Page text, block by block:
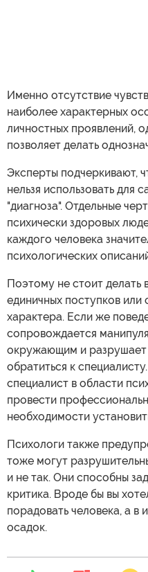
Именно отсутствие
наиболее характерных
личностных проявлений,
позволяет делать
Эксперты подчеркивают,
нельзя использовать для
"диагноза". Отдельные
психически здоровых
каждого человека
психологических
Поэтому не стоит делать
единичных поступков или
характера. Если же
сопровождается
окружающим и разрушает
обратиться к
специалист в области
провести
необходимости
Психологи также
тоже могут
и не так. Они способны
критика. Вроде бы вы
порадовать человека, а в
осадок.